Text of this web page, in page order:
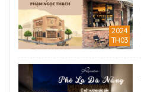
2024
TH03